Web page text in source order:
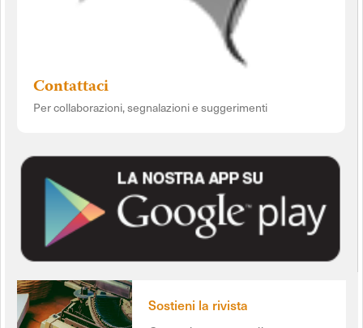
Contattaci
Per collaborazioni, segnalazioni e suggerimenti
Sostieni la rivista